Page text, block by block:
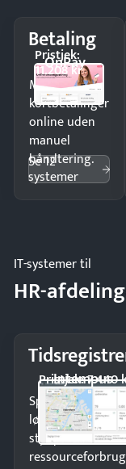
Betaling
OnPay
Pristjek:
11.208 kr
Modtag
kortbetalinger
online uden
manuel
håndtering.
Se 12
systemer
IT-systemer til
HR-
Intempus
Pristjek: 7.440
Spar tid på
lønberegning og
styr på